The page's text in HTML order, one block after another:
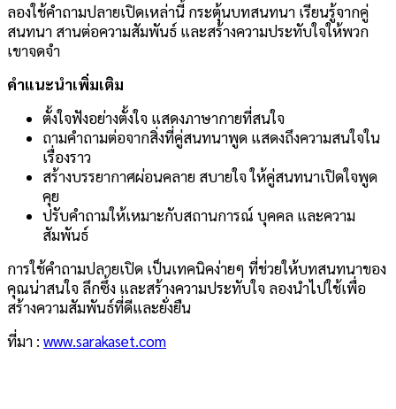
ลองใช้คำถามปลายเปิดเหล่านี้ กระตุ้นบทสนทนา เรียนรู้จากคู่
สนทนา สานต่อความสัมพันธ์ และสร้างความประทับใจให้พวก
เขาจดจำ
คำแนะนำเพิ่มเติม
ตั้งใจฟังอย่างตั้งใจ แสดงภาษากายที่สนใจ
ถามคำถามต่อจากสิ่งที่คู่สนทนาพูด แสดงถึงความสนใจใน
เรื่องราว
สร้างบรรยากาศผ่อนคลาย สบายใจ ให้คู่สนทนาเปิดใจพูด
คุย
ปรับคำถามให้เหมาะกับสถานการณ์ บุคคล และความ
สัมพันธ์
การใช้คำถามปลายเปิด เป็นเทคนิคง่ายๆ ที่ช่วยให้บทสนทนาของ
คุณน่าสนใจ ลึกซึ้ง และสร้างความประทับใจ ลองนำไปใช้เพื่อ
สร้างความสัมพันธ์ที่ดีและยั่งยืน
ที่มา : www.sarakaset.com